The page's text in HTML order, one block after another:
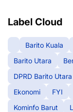
Label Cloud
Barito Kuala
Barito Utara
DPRD Barito Utara
Ekonomi
FYI
Kominfo Barut